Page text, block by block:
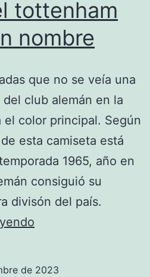
tottenham
nombre
que no se veía una
club alemán en la
color principal. Según
esta camiseta está
1965, año en
consiguió su
divisón del país.
de 2023